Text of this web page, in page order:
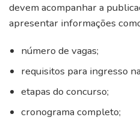
devem acompanhar a
apresentar informações
número de vagas;
requisitos para ingresso
etapas do concurso;
cronograma completo;